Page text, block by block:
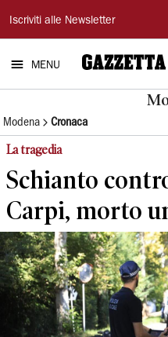
Gazzetta
di
Modena
Iscriviti alle Newsletter
MENU
Modena Cronaca
La tragedia
Schianto
Carpi, morto